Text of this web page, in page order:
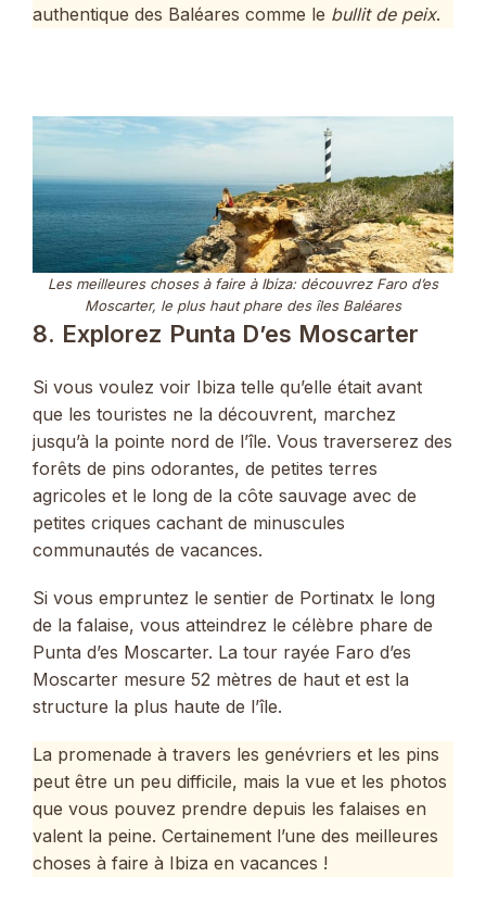
authentique des Baléares comme le bullit de peix.
Les meilleures choses à faire à Ibiza: découvrez Faro d’es
Moscarter, le plus haut phare des îles Baléares
8. Explorez Punta D’es Moscarter
Si vous voulez voir Ibiza telle qu’elle était avant
que les touristes ne la découvrent, marchez
jusqu’à la pointe nord de l’île. Vous traverserez des
forêts de pins odorantes, de petites terres
agricoles et le long de la côte sauvage avec de
petites criques cachant de minuscules
communautés de vacances.
Si vous empruntez le sentier de Portinatx le long
de la falaise, vous atteindrez le célèbre phare de
Punta d’es Moscarter. La tour rayée Faro d’es
Moscarter mesure 52 mètres de haut et est la
structure la plus haute de l’île.
La promenade à travers les genévriers et les pins
peut être un peu difficile, mais la vue et les photos
que vous pouvez prendre depuis les falaises en
valent la peine. Certainement l’une des meilleures
choses à faire à Ibiza en vacances !